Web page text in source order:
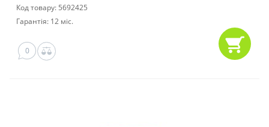
Код товару: 5692425
Гарантія: 12 міс.
0